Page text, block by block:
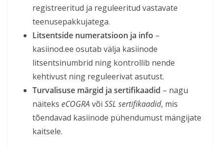
registreeritud ja reguleeritud vastavate
teenusepakkujatega.
Litsentside numeratsioon ja info –
kasiinod.ee osutab välja kasiinode
litsentsinumbrid ning kontrollib nende
kehtivust ning reguleerivat asutust.
Turvalisuse märgid ja sertifikaadid – nagu
näiteks eCOGRA või SSL sertifikaadid, mis
tõendavad kasiinode pühendumust mängijate
kaitsele.